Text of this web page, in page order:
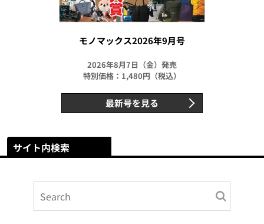
モノマックス2026年9月号
2026年8月7日（金）発売
特別価格：1,480円（税込）
最新号を見る
サイト内検索